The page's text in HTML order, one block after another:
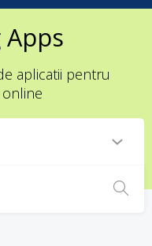
Apps
aplicatii pentru